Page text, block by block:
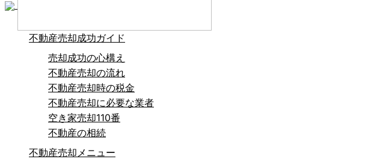
不動産売却成功ガイド
売却成功の心構え
不動産売却の流れ
不動産売却時の税金
不動産売却に必要な業者
空き家売却110番
不動産の相続
不動産売却メニュー